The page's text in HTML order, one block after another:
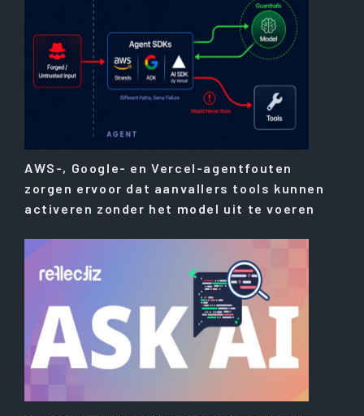
AWS-, Google- en Vercel-agentfouten
zorgen ervoor dat aanvallers tools kunnen
activeren zonder het model uit te voeren